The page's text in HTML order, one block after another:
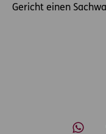
Gericht einen